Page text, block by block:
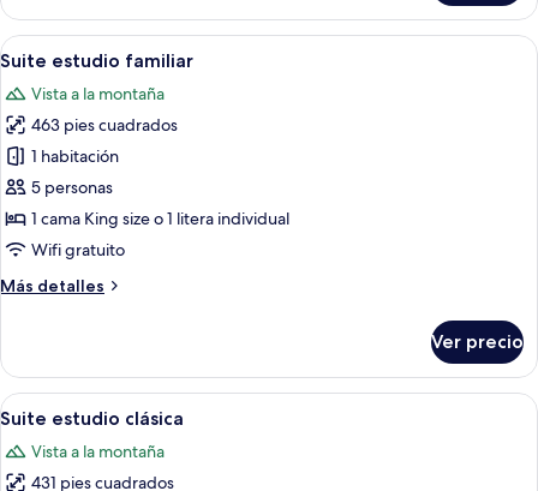
doble
Deluxe
Abrir
todas
las
fotos
de
Suite
estudio
familiar
Un dormitorio ordenado con cama,
11
Suite estudio familiar
Vista a la montaña
463 pies cuadrados
1 habitación
5 personas
1 cama King size o 1 litera individual
Wifi gratuito
Más detalles
Más
estudio
familiar
Ver precio
Abrir
todas
las
Una habitación de hotel con una
7
Suite estudio clásica
Vista a la montaña
431 pies cuadrados